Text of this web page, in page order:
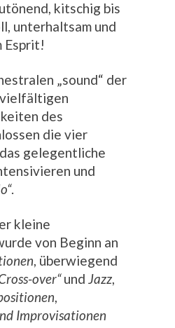
kitschig bis
unterhaltsam und
Esprit!
„sound“ der
des
die vier
gelegentliche
und
.
kleine
von Beginn an
, überwiegend
over“und Jazz,
,
Improvisationen